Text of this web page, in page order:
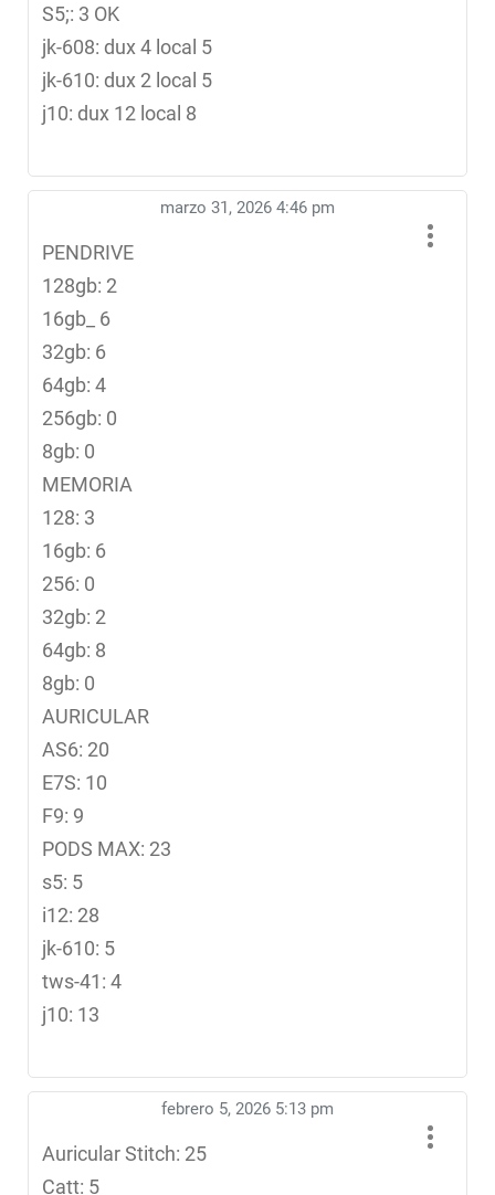
S5;: 3 OK
jk-608: dux 4 local 5
jk-610: dux 2 local 5
j10: dux 12 local 8
marzo 31, 2026 4:46 pm
PENDRIVE
128gb: 2
16gb_ 6
32gb: 6
64gb: 4
256gb: 0
8gb: 0
MEMORIA
128: 3
16gb: 6
256: 0
32gb: 2
64gb: 8
8gb: 0
AURICULAR
AS6: 20
E7S: 10
F9: 9
PODS MAX: 23
s5: 5
i12: 28
jk-610: 5
tws-41: 4
j10: 13
febrero 5, 2026 5:13 pm
Auricular Stitch: 25
Catt: 5